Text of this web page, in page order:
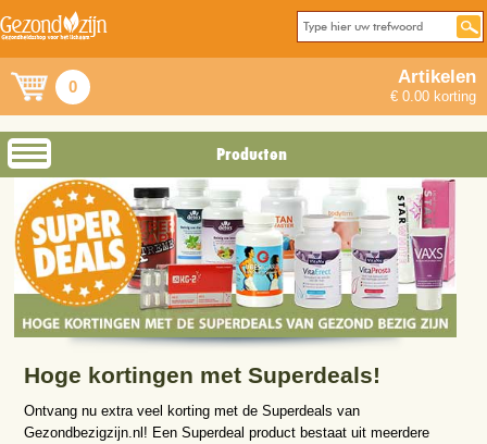
0 Artikelen
€ 0.00 korting
Producten
Hoge kortingen met Superdeals!
Ontvang nu extra veel korting met de Superdeals van
Gezondbezigzijn.nl! Een Superdeal product bestaat uit meerdere